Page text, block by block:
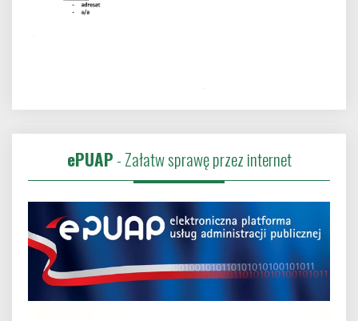
ePUAP- Załatw sprawę przez internet